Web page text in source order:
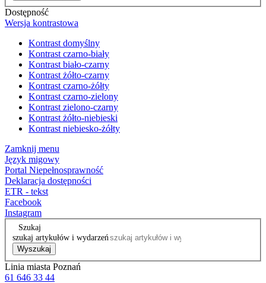
Dostępność
Wersja kontrastowa
Kontrast domyślny
Kontrast czarno-biały
Kontrast biało-czarny
Kontrast żółto-czarny
Kontrast czarno-żółty
Kontrast czarno-zielony
Kontrast zielono-czarny
Kontrast żółto-niebieski
Kontrast niebiesko-żółty
Zamknij menu
Język migowy
Portal Niepełnosprawność
Deklaracja dostępności
ETR - tekst
Facebook
Instagram
Szukaj
szukaj artykułów i wydarzeń
Wyszukaj
Linia miasta Poznań
61 646 33 44